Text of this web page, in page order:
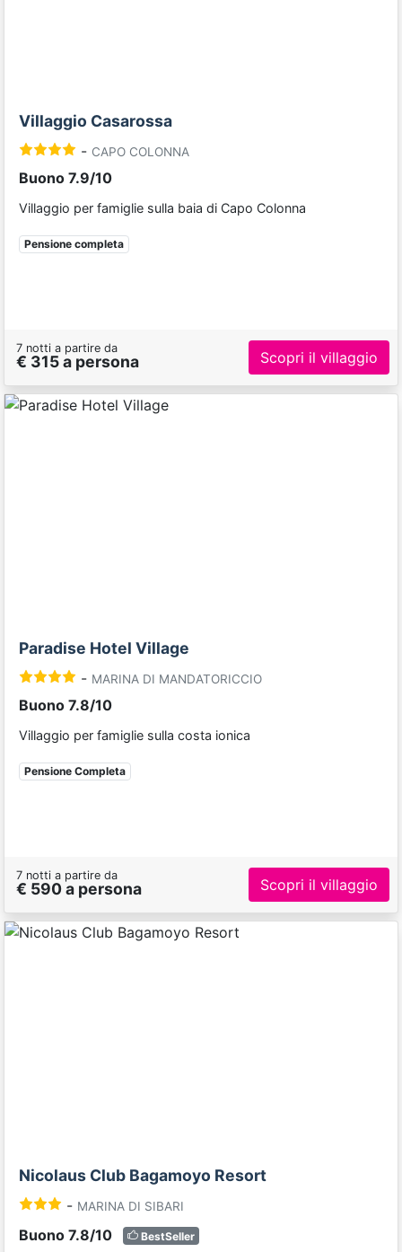
Villaggio Casarossa
- CAPO COLONNA
Buono 7.9/10
Villaggio per famiglie sulla baia di Capo Colonna
Pensione completa
7 notti a partire da
€ 315 a persona Scopri il villaggio
Paradise Hotel Village
- MARINA DI MANDATORICCIO
Buono 7.8/10
Villaggio per famiglie sulla costa ionica
Pensione Completa
7 notti a partire da
€ 590 a persona Scopri il villaggio
Nicolaus Club Bagamoyo Resort
- MARINA DI SIBARI
Buono 7.8/10 BestSeller